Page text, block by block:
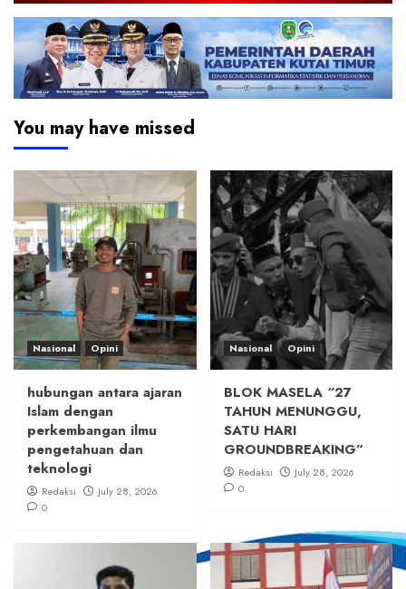
You may have missed
Nasional Opini
hubungan antara ajaran
Islam dengan
perkembangan ilmu
pengetahuan dan
teknologi
Redaksi
July 28, 2026
0
Nasional Opini
BLOK MASELA “27
TAHUN MENUNGGU,
SATU HARI
GROUNDBREAKING”
Redaksi
July 28, 2026
0